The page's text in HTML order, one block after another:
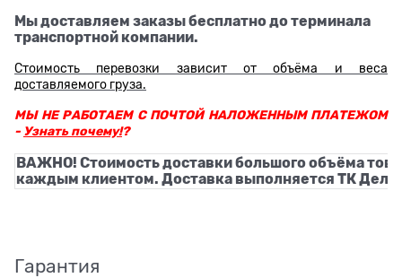
Мы доставляем заказы бесплатно до терминала
транспортной компании.
Стоимость перевозки зависит от объёма и веса
доставляемого груза.
МЫ НЕ РАБОТАЕМ С ПОЧТОЙ НАЛОЖЕННЫМ ПЛАТЕЖОМ
- Узнать почему!?
ВАЖНО! Стоимость доставки большого объёма
каждым клиентом. Доставка выполняется ТК
Гарантия